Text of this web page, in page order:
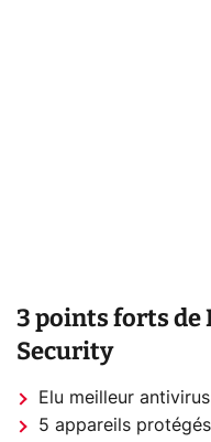
3 points forts de
Security
Elu meilleur
5 appareils